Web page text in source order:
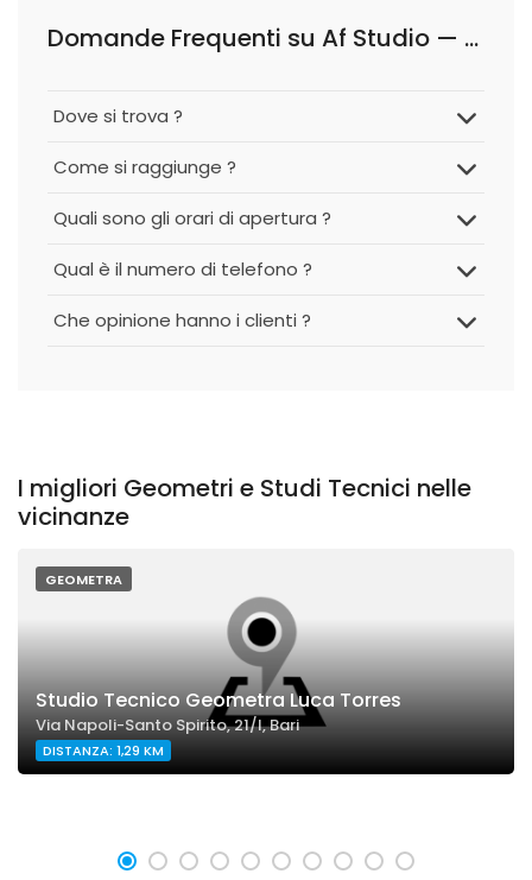
Domande Frequenti su Af Studio — Studio Tecnico, Immobiliari di Proprietà e Amministrazioni
Dove si trova ?
Come si raggiunge ?
Quali sono gli orari di apertura ?
Qual è il numero di telefono ?
Che opinione hanno i clienti ?
I migliori Geometri e Studi Tecnici nelle
vicinanze
GEOMETRA
Studio Tecnico Geometra Luca Torres
Via Napoli-Santo Spirito, 21/I, Bari
DISTANZA: 1,29 KM